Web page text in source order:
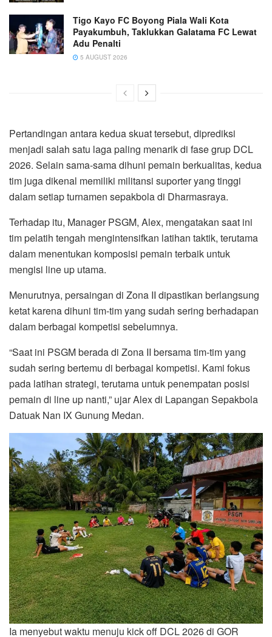
Tigo Kayo FC Boyong Piala Wali Kota
Payakumbuh, Taklukkan Galatama FC Lewat
Adu Penalti
5 AUGUST 2026
Pertandingan antara kedua skuat tersebut, diprediksi
menjadi salah satu laga paling menarik di fase grup DCL
2026. Selain sama-sama dihuni pemain berkualitas, kedua
tim juga dikenal memiliki militansi suporter yang tinggi
dalam setiap turnamen sepakbola di Dharmasraya.
Terhadap itu, Manager PSGM, Alex, mengatakan saat ini
tim pelatih tengah mengintensifkan latihan taktik, terutama
dalam menentukan komposisi pemain terbaik untuk
mengisi line up utama.
Menurutnya, persaingan di Zona II dipastikan berlangsung
ketat karena dihuni tim-tim yang sudah sering berhadapan
dalam berbagai kompetisi sebelumnya.
“Saat ini PSGM berada di Zona II bersama tim-tim yang
sudah sering bertemu di berbagai kompetisi. Kami fokus
pada latihan strategi, terutama untuk penempatan posisi
pemain di line up nanti,” ujar Alex di Lapangan Sepakbola
Datuak Nan IX Gunung Medan.
Ia menyebut waktu menuju kick off DCL 2026 di GOR